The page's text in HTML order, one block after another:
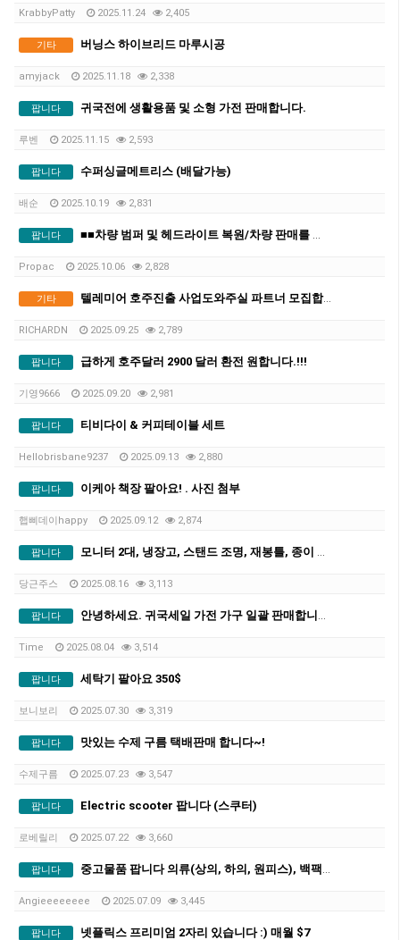
KrabbyPatty 2025.11.24 2,405
기타 버닝스 하이브리드 마루시공
amyjack 2025.11.18 2,338
팝니다 귀국전에 생활용품 및 소형 가전 판매합니다.
루벤 2025.11.15 2,593
팝니다 수퍼싱글메트리스 (배달가능)
배순 2025.10.19 2,831
팝니다 ■■차량 범퍼 및 헤드라이트 복원/차량 판매를 위한 페인트 수리해드립니다■■
Propac 2025.10.06 2,828
기타 텔레미어 호주진출 사업도와주실 파트너 모집합니다
RICHARDN 2025.09.25 2,789
팝니다 급하게 호주달러 2900 달러 환전 원합니다.!!!
기영9666 2025.09.20 2,981
팝니다 티비다이 & 커피테이블 세트
Hellobrisbane9237 2025.09.13 2,880
팝니다 이케아 책장 팔아요! . 사진 첨부
햅삐데이happy 2025.09.12 2,874
팝니다 모니터 2대, 냉장고, 스탠드 조명, 재봉틀, 종이 박스 묶음 판매합니다.
당근주스 2025.08.16 3,113
팝니다 안녕하세요. 귀국세일 가전 가구 일괄 판매합니다.
Time 2025.08.04 3,514
팝니다 세탁기 팔아요 350$
보니보리 2025.07.30 3,319
팝니다 맛있는 수제 구름 택배판매 합니다~!
수제구름 2025.07.23 3,547
팝니다 Electric scooter 팝니다 (스쿠터)
로베릴리 2025.07.22 3,660
팝니다 중고물품 팝니다 의류(상의, 하의, 원피스), 백팩, 멀티탭, 기타
Angieeeeeeee 2025.07.09 3,445
팝니다 넷플릭스 프리미엄 2자리 있습니다 :) 매월 $7